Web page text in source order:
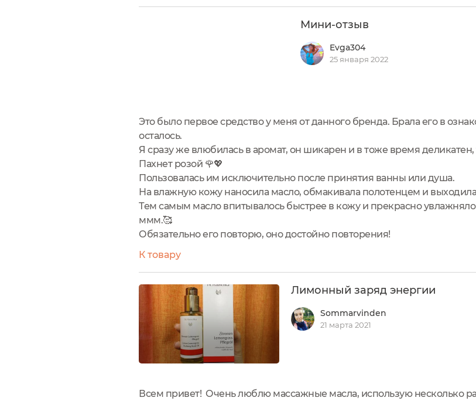
Мини-отзыв
Evga304
25 января 2022
Это было первое средство у меня от данного бренда. Брала его в
осталось.
Я сразу же влюбилась в аромат, он шикарен и в тоже время
Пахнет розой 🌹💖
Пользовалась им исключительно после принятия ванны или душа.
На влажную кожу наносила масло, обмакивала полотенцем и
Тем самым масло впитывалось быстрее в кожу и прекрасно увлажняло
ммм.🥰
Обязательно его повторю, оно достойно повторения!
К товару
Лимонный заряд энергии
Sommarvinden
21 марта 2021
Всем привет! Очень люблю массажные масла, использую несколько